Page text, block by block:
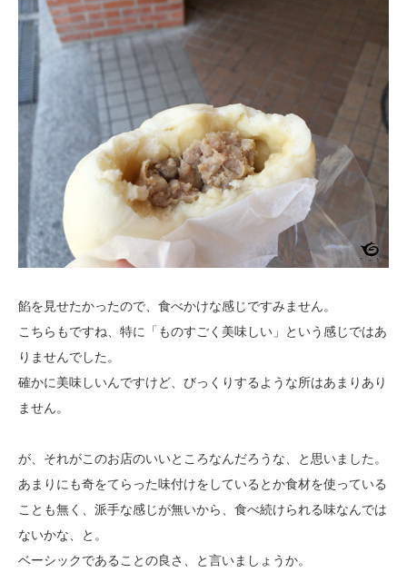
餡を見せたかったので、食べかけな感じですみません。
こちらもですね、特に「ものすごく美味しい」という感じではあ
りませんでした。
確かに美味しいんですけど、びっくりするような所はあまりあり
ません。
が、それがこのお店のいいところなんだろうな、と思いました。
あまりにも奇をてらった味付けをしているとか食材を使っている
ことも無く、派手な感じが無いから、食べ続けられる味なんでは
ないかな、と。
ベーシックであることの良さ、と言いましょうか。